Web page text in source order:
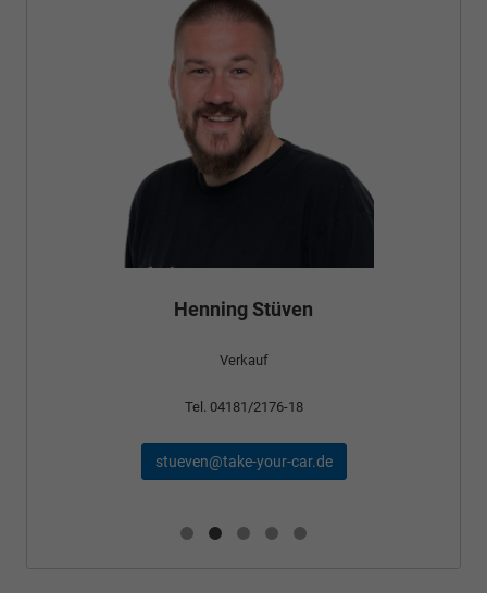
Henning Stüven
Verkauf
Tel. 04181/2176-18
stueven@take-your-car.de